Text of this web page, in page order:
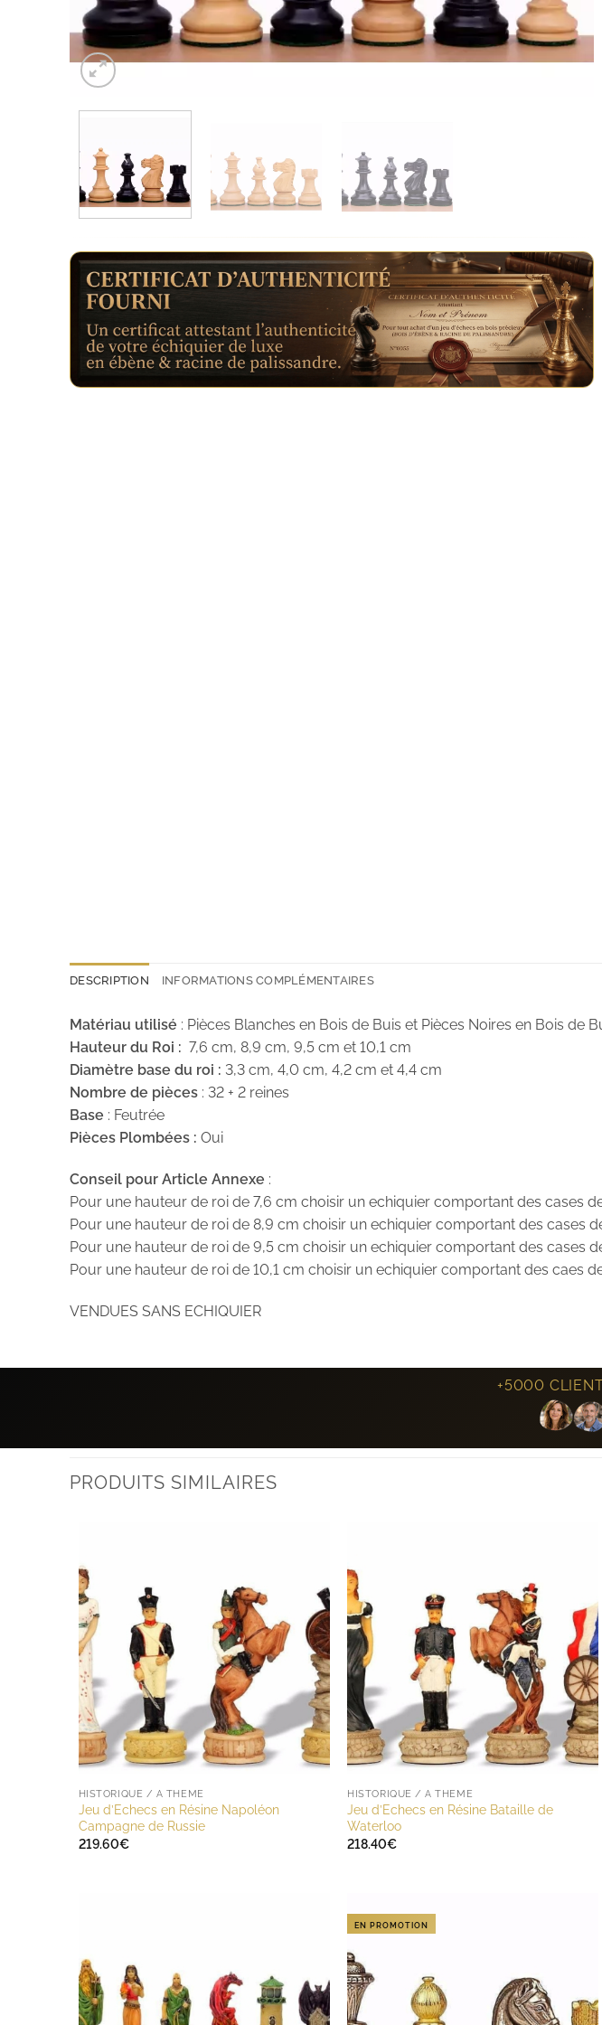
DESCRIPTION INFORMATIONS COMPLÉMENTAIRES
Matériau utilisé : Pièces Blanches en Bois de Buis et Pièces Noires en Bois de
Hauteur du Roi : 7,6 cm, 8,9 cm, 9,5 cm et 10,1 cm
Diamètre base du roi : 3,3 cm, 4,0 cm, 4,2 cm et 4,4 cm
Nombre de pièces : 32 + 2 reines
Base : Feutrée
Pièces Plombées : Oui
Conseil pour Article Annexe :
Pour une hauteur de roi de 7,6 cm choisir un echiquier comportant des cases
Pour une hauteur de roi de 8,9 cm choisir un echiquier comportant des cases
Pour une hauteur de roi de 9,5 cm choisir un echiquier comportant des cases
Pour une hauteur de roi de 10,1 cm choisir un echiquier comportant des caes
VENDUES SANS ECHIQUIER
+5000
PRODUITS SIMILAIRES
HISTORIQUE / A THÈME
Jeu d’Echecs en Résine Napoléon
Campagne de Russie
219.60€
HISTORIQUE / A THÈME
Jeu d’Echecs en Résine Bataille de
Waterloo
218.40€
EN PROMOTION